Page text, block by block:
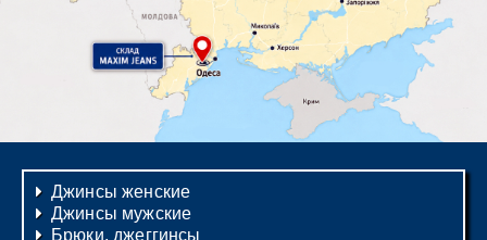
Джинсы женские
Джинсы мужские
Брюки, джеггинсы